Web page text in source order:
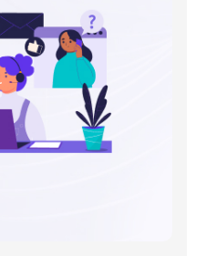
cliente:
nuevo
superpoder